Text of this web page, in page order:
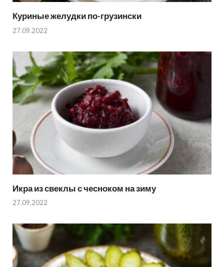
Куриные желудки по-грузински
27.09.2022
Икра из свеклы с чесноком на зиму
27.09.2022